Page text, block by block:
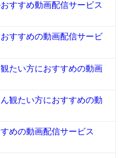
すすめ動画配信サービス
すすめの動画配信サービ
たい方におすすめの動画
観たい方におすすめの動
めの動画配信サービス